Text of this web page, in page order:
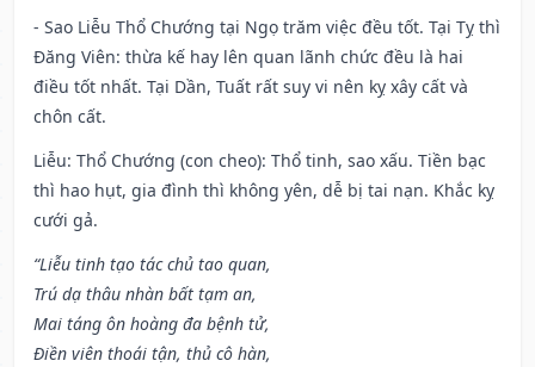
- Sao Liễu Thổ Chướng tại Ngọ trăm việc đều tốt. Tại Tỵ thì
Đăng Viên: thừa kế hay lên quan lãnh chức đều là hai
điều tốt nhất. Tại Dần, Tuất rất suy vi nên kỵ xây cất và
chôn cất.
Liễu: Thổ Chướng (con cheo): Thổ tinh, sao xấu. Tiền bạc
thì hao hụt, gia đình thì không yên, dễ bị tai nạn. Khắc kỵ
cưới gả.
“Liễu tinh tạo tác chủ tao quan,
Trú dạ thâu nhàn bất tạm an,
Mai táng ôn hoàng đa bệnh tử,
Điền viên thoái tận, thủ cô hàn,